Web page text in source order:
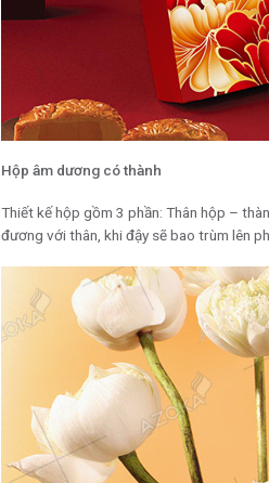
Hộp âm dương có thành
Thiết kế hộp gồm 3 phần: Thân hộp –
đương với thân, khi đậy sẽ bao trùm lên